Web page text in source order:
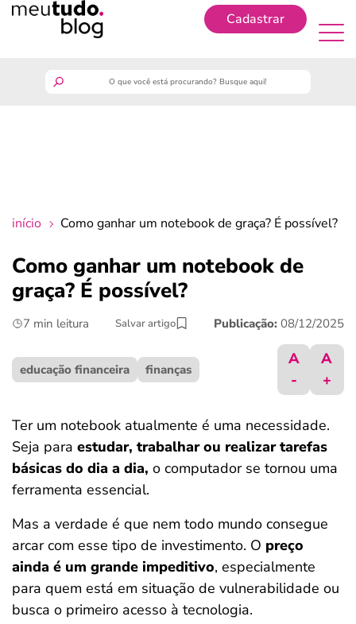
Cadastrar
crédito fácil
últimas notícias
ferramentas
início Como ganhar um notebook de graça​? É possível?
Como ganhar um notebook de
graça​? É possível?
7 min leitura Salvar artigo Publicação: 08/12/2025
educação financeira finanças
A
-
A
+
Ter um notebook atualmente é uma necessidade.
Seja para estudar, trabalhar ou realizar tarefas
básicas do dia a dia, o computador se tornou uma
ferramenta essencial.
Mas a verdade é que nem todo mundo consegue
arcar com esse tipo de investimento. O preço
ainda é um grande impeditivo, especialmente
para quem está em situação de vulnerabilidade ou
busca o primeiro acesso à tecnologia.